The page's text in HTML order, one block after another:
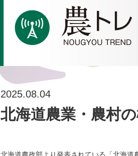
2025.08.04
北海道農業・農村